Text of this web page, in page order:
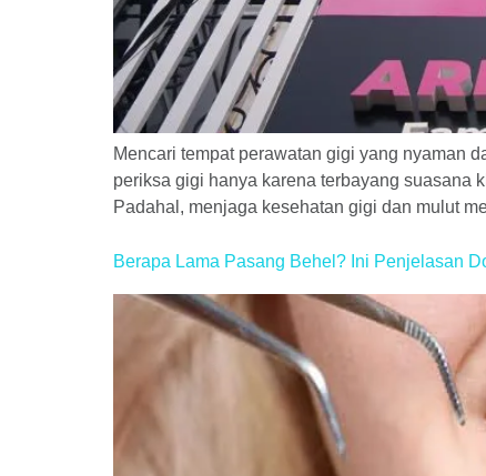
Mencari tempat perawatan gigi yang nyaman
periksa gigi hanya karena terbayang suasana
Padahal, menjaga kesehatan gigi dan mulut
Berapa Lama Pasang Behel? Ini Penjelasan